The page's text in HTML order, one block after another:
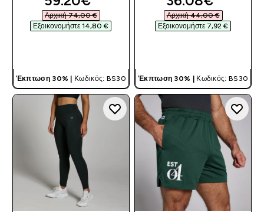
Αρχική 74,00 €‎
Εξοικονομήστε 14,80 €‎
Έκπτωση 30% | Κωδικός: BS30
Αρχική 44,00 €‎
Εξοικονομήστε 7,92 €‎
Έκπτωση 30% | Κωδικός: BS30